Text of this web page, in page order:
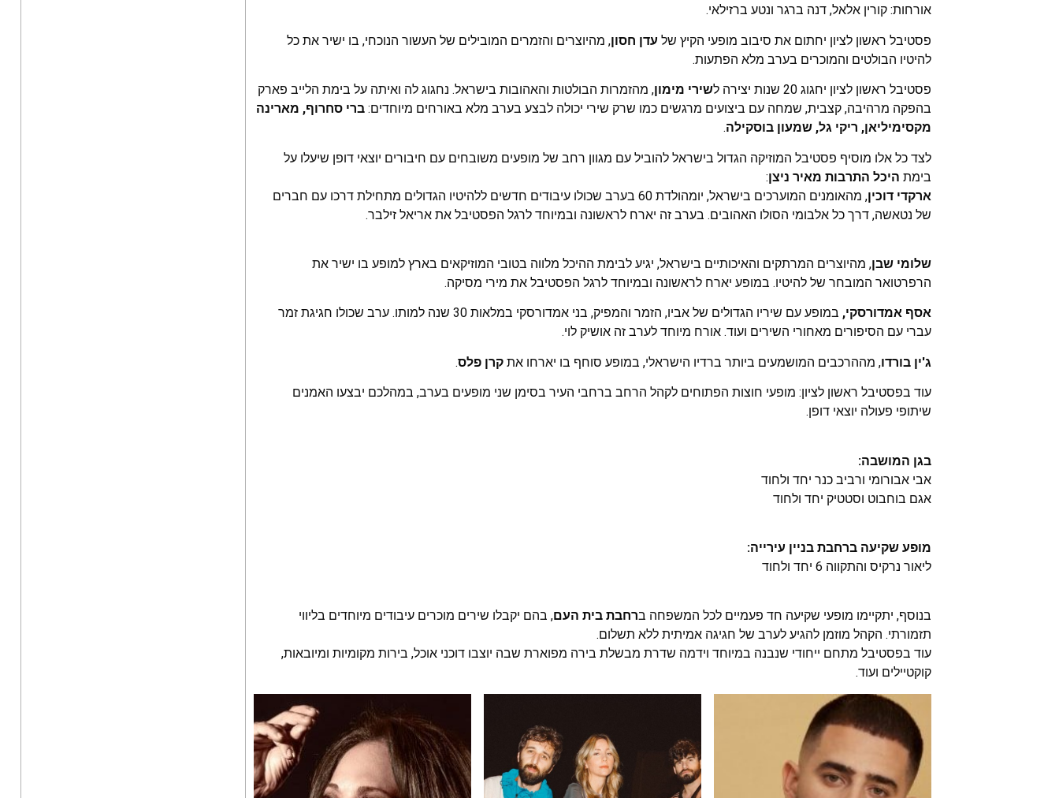
אורחות: קורין אלאל, דנה ברגר ונטע ברזילאי.
פסטיבל ראשון לציון יחתום את סיבוב מופעי הקיץ של עדן חסון, מהיוצרים והזמרים המובילים של העשור הנוכחי, בו ישיר את כל
להיטיו הבולטים והמוכרים בערב מלא הפתעות.
פסטיבל ראשון לציון יחגוג 20 שנות יצירה ל שירי מימון, מהזמרות הבולטות והאהובות בישראל. נחגוג לה ואיתה על בימת הלייב פארק
בהפקה מרהיבה, קצבית, שמחה עם ביצועים מרגשים כמו שרק שירי יכולה לבצע בערב מלא באורחים מיוחדים: ברי סחרוף, מארינה
מקסימיליאן, ריקי גל, שמעון בוסקילה.
לצד כל אלו מוסיף פסטיבל המוזיקה הגדול בישראל להוביל עם מגוון רחב של מופעים משובחים עם חיבורים יוצאי דופן שיעלו על
בימת היכל התרבות מאיר ניצן:
ארקדי דוכין
, מהאומנים המוערכים בישראל, יומהולדת 60 בערב שכולו עיבודים חדשים ללהיטיו הגדולים מתחילת דרכו עם חברים
של נטאשה, דרך כל אלבומי הסולו האהובים. בערב זה יארח לראשונה ובמיוחד לרגל הפסטיבל את אריאל זילבר.
שלומי שבן, מהיוצרים המרתקים והאיכותיים בישראל, יגיע לבימת ההיכל מלווה בטובי המוזיקאים בארץ למופע בו ישיר את
הרפרטואר המובחר של להיטיו. במופע יארח לראשונה ובמיוחד לרגל הפסטיבל את מירי מסיקה.
אסף אמדורסקי,
במופע עם שיריו הגדולים של אביו, הזמר והמפיק, בני אמדורסקי במלאות 30 שנה למותו. ערב שכולו חגיגת זמר
עברי עם הסיפורים מאחורי השירים ועוד. אורח מיוחד לערב זה אושיק לוי.
ג'ין בורדו, מההרכבים המושמעים ביותר ברדיו הישראלי, במופע סוחף בו יארחו את קרן פלס.
עוד בפסטיבל ראשון לציון: מופעי חוצות הפתוחים לקהל הרחב ברחבי העיר בסימן שני מופעים בערב, במהלכם יבצעו האמנים
שיתופי פעולה יוצאי דופן.
בגן המושבה:
אבי אבורומי ורביב כנר יחד ולחוד
אגם בוחבוט וסטטיק יחד ולחוד
מופע שקיעה ברחבת בניין עירייה:
ליאור נרקיס והתקווה 6 יחד ולחוד
בנוסף, יתקיימו מופעי שקיעה חד פעמיים לכל המשפחה ברחבת בית העם, בהם יקבלו שירים מוכרים עיבודים מיוחדים בליווי
תזמורתי. הקהל מוזמן להגיע לערב של חגיגה אמיתית ללא תשלום.
עוד בפסטיבל מתחם ייחודי שנבנה במיוחד וידמה שדרת מבשלת בירה מפוארת שבה יוצבו דוכני אוכל, בירות מקומיות ומיובאות,
קוקטיילים ועוד.